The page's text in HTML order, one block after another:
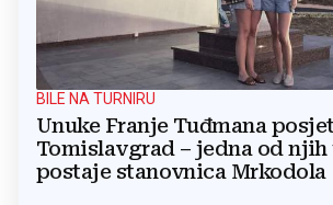
BILE NA TURNIRU
Unuke Franje Tuđmana
Tomislavgrad – jedna od njih
postaje stanovnica Mrkodola